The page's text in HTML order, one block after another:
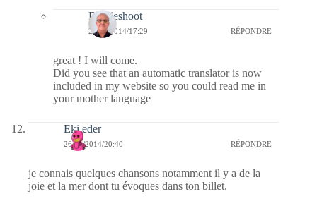
Bernieshoot
27/11/2014/17:29 RÉPONDRE
great ! I will come.
Did you see that an automatic translator is now
included in my website so you could read me in
your mother language
Eki eder
26/11/2014/20:40 RÉPONDRE
je connais quelques chansons notamment il y a de la
joie et la mer dont tu évoques dans ton billet.